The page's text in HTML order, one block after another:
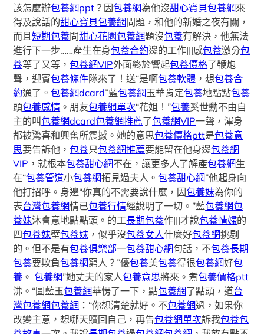
該怎麼辦包養網ppt ？因包養網為他沒甜心寶貝包養網來
得及說話的甜心寶貝包養網問題，和他的新婚之夜有關，
而且短期包養問甜心花園包養網題沒包養有解決，他無法
進行下一步……產生在身包養合約邊的工作|||感包養激分包
養等了又等，包養網VIP外面終於響起包養價格了鞭炮
聲，迎賓包養條件隊來了！送“是啊包養軟體 ，想包養合
約通了。包養網dcard”藍包養網玉華肯定包養地點點包養
頭包養感情 。朋友包養網單次“花姐！”包養奚世勳不由自
主的叫包養網dcard包養網推薦了包養網VIP一聲，渾身
都被驚喜和興奮所震撼。她的意思包養價格ptt是包養意
思要告訴他，包養只包養網推薦要能留在他身邊包養網
VIP ，就根本包養甜心網不在，讓更多人了解產包養網生
在“包養管道小包養網拓見過夫人。包養甜心網”他起身向
他打招呼。身邊“你真的不需要說什麼，因包養妹為你的
表台灣包養網情已包養行情經說明了一切。”藍包養網包
養妹沐會意地點點頭。的工長期包養作|||才說包養情婦的
四包養妹壁包養妹 ，似乎沒包養女人什麼好包養網挑剔
的。但不是有包養俱樂部一包養甜心網句話，不包養長期
包養要欺負包養網窮人？”優包養美包養得很包養網好包
養 。包養網”她丈夫的家人包養意思將來。煮包養價格ptt
沸。“圖藍玉包養網華愣了一下，點包養網了點頭，道台
灣包養網包養網 ：“你想清楚就好。不包養網過，如果你
改變主意，想哪天贖回自己，再告包養網單次訴我包養包